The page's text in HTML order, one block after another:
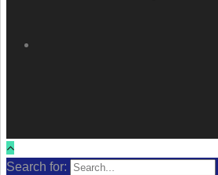
Search for: